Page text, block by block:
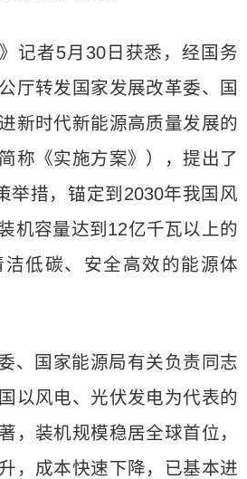
记者5月30日获悉，经国务
厅转发国家发展改革委、国
新时代新能源高质量发展的
称《实施方案》），提出了
举措，锚定到2030年我国风
机容量达到12亿千瓦以上的
洁低碳、安全高效的能源体
、国家能源局有关负责同志
以风电、光伏发电为代表的
，装机规模稳居全球首位，
，成本快速下降，已基本进